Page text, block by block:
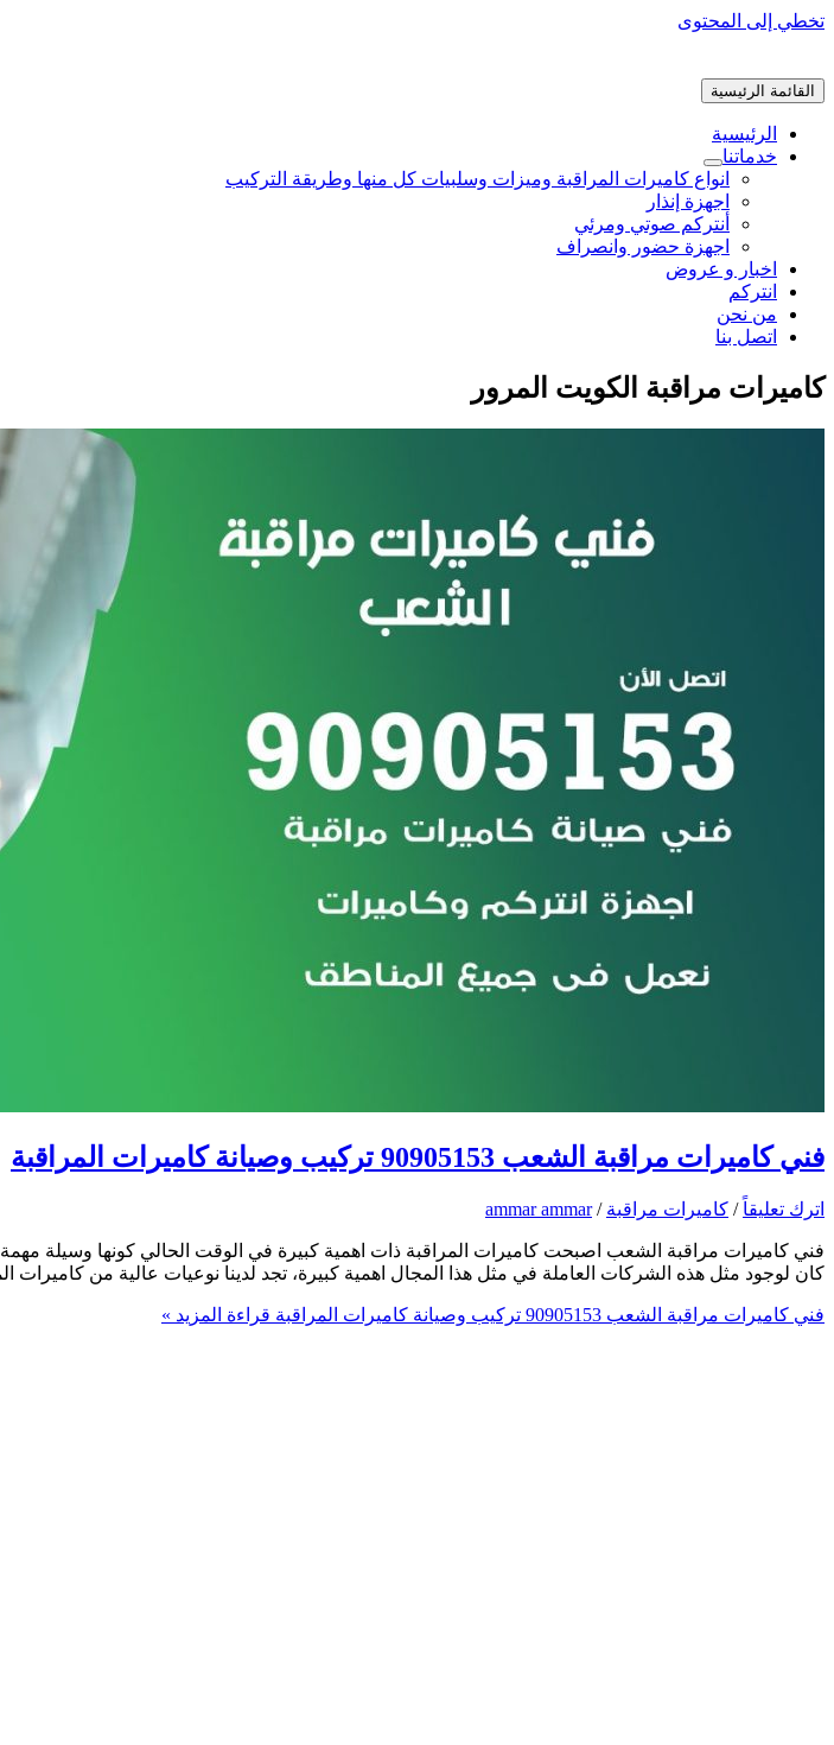
تخطي إلى المحتوى
القائمة الرئيسية
الرئيسية
خدماتنا
انواع كاميرات المراقبة وميزات وسلبيات كل منها وطريقة التركيب
اجهزة إنذار
أنتركم صوتي ومرئي
اجهزة حضور وانصراف
اخبار و عروض
انتركم
من نحن
اتصل بنا
كاميرات مراقبة الكويت المرور
فني كاميرات مراقبة الشعب 90905153 تركيب وصيانة كاميرات المراقبة
اترك تعليقاً / كاميرات مراقبة /
ammar ammar
فني كاميرات مراقبة الشعب اصبحت كاميرات المراقبة ذات اهمية كبيرة في الوقت الحالي كونها وسيلة
كان لوجود مثل هذه الشركات العاملة في مثل هذا المجال اهمية كبيرة، تجد لدينا نوعيات عالية من كاميرات
فني كاميرات مراقبة الشعب 90905153 تركيب وصيانة كاميرات المراقبة قراءة المزيد »